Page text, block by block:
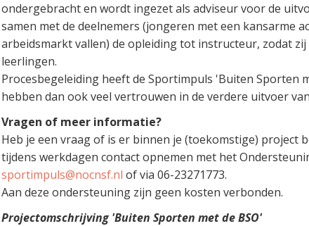
ondergebracht en wordt ingezet als adviseur voor de
samen met de deelnemers (jongeren met een kansarme
arbeidsmarkt vallen) de opleiding tot instructeur, zodat
leerlingen.
Procesbegeleiding heeft de Sportimpuls 'Buiten Sporten
hebben dan ook veel vertrouwen in de verdere uitvoer
Vragen of meer informatie?
Heb je een vraag of is er binnen je (toekomstige) project
tijdens werkdagen contact opnemen met het
sportimpuls@nocnsf.nl of via 06-23271773.
Aan deze ondersteuning zijn geen kosten verbonden.
Projectomschrijving 'Buiten Sporten met de BSO'